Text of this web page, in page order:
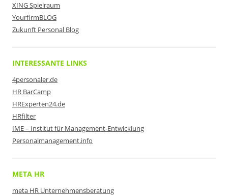
XING Spielraum
YourfirmBLOG
Zukunft Personal Blog
INTERESSANTE LINKS
4personaler.de
HR BarCamp
HRExperten24.de
HRfilter
IME – Institut für Management-Entwicklung
Personalmanagement.info
META HR
meta HR Unternehmensberatung